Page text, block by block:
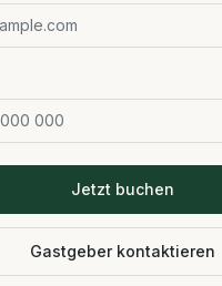
Jetzt buchen
Gastgeber kontaktieren